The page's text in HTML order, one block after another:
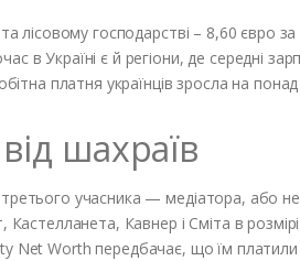
лісовому господарстві – 8,60 євро
в Україні є й регіони, де середні
платня українців зросла на понад
шахраїв
учасника — медіатора, або
Кавнер і Сміта в
Net Worth передбачає, що їм